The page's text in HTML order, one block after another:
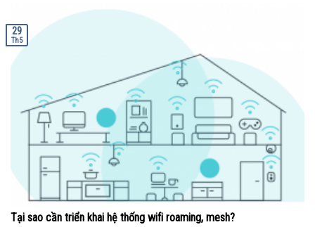
Tại sao cần triển khai hệ thống wifi roaming, mesh?
29
Th5